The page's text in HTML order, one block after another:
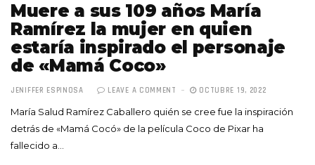
Muere a sus 109 años María
Ramírez la mujer en quien
estaría inspirado el personaje
de «Mamá Coco»
JENIFFER ESPINOSA LEAVE A COMMENT OCTUBRE 19, 2022
María Salud Ramírez Caballero quién se cree fue la inspiración
detrás de «Mamá Cocó» de la película Coco de Pixar ha
fallecido a…